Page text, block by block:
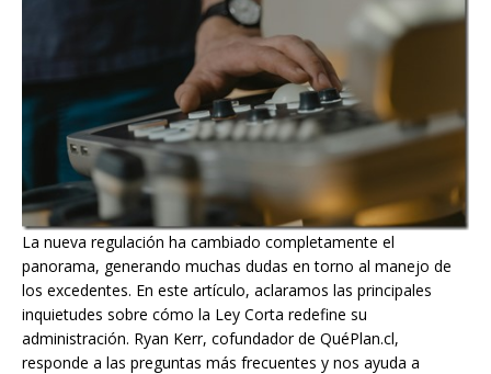
La nueva regulación ha cambiado completamente el
panorama, generando muchas dudas en torno al manejo de
los excedentes. En este artículo, aclaramos las principales
inquietudes sobre cómo la Ley Corta redefine su
administración. Ryan Kerr, cofundador de QuéPlan.cl,
responde a las preguntas más frecuentes y nos ayuda a